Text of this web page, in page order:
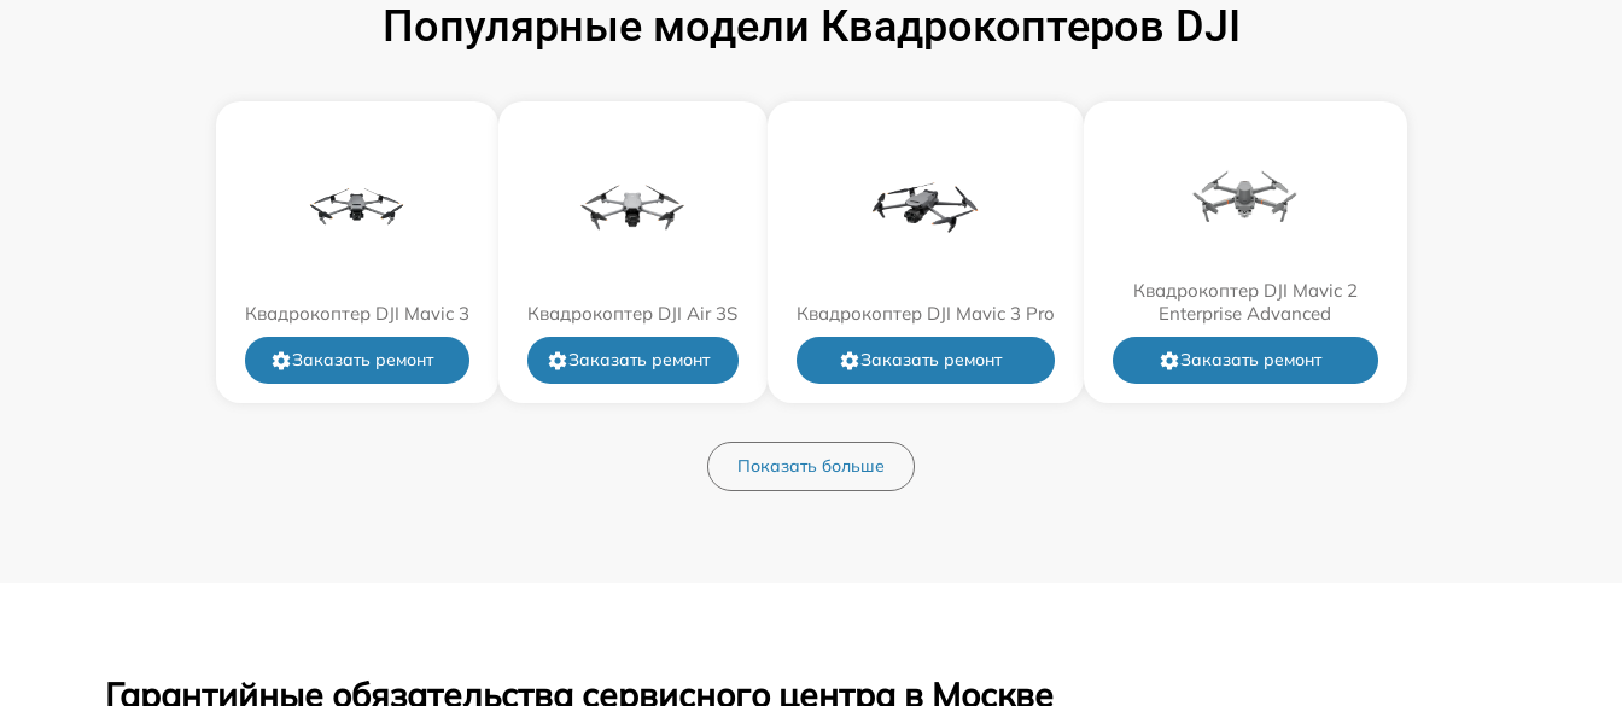
Популярные модели Квадрокоптеров DJI
Квадрокоптер DJI Mavic 3
Заказать ремонт
Квадрокоптер DJI Air 3S
Заказать ремонт
Квадрокоптер DJI Mavic 3 Pro
Заказать ремонт
Квадрокоптер DJI Mavic 2
Enterprise Advanced
Заказать ремонт
Показать больше
Гарантийные обязательства сервисного центра в Москве